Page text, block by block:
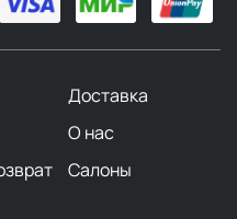
Доставка
О нас
Салоны